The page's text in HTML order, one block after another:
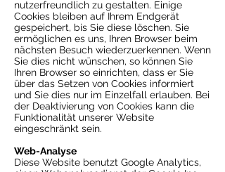
nutzerfreundlich zu gestalten. Einige
Cookies bleiben auf Ihrem Endgerät
gespeichert, bis Sie diese löschen. Sie
ermöglichen es uns, Ihren Browser beim
nächsten Besuch wiederzuerkennen. Wenn
Sie dies nicht wünschen, so können Sie
Ihren Browser so einrichten, dass er Sie
über das Setzen von Cookies informiert
und Sie dies nur im Einzelfall erlauben. Bei
der Deaktivierung von Cookies kann die
Funktionalität unserer Website
eingeschränkt sein.
Web-Analyse
Diese Website benutzt Google Analytics,